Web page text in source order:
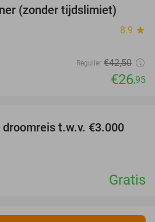
(zonder tijdslimiet)
8.9 star
Regulier €42,50
€26,95
t.w.v. €3.000
Gratis